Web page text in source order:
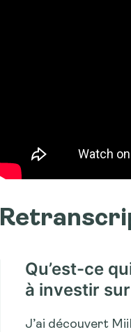
Qu’est-ce
à investir
J’ai découvert